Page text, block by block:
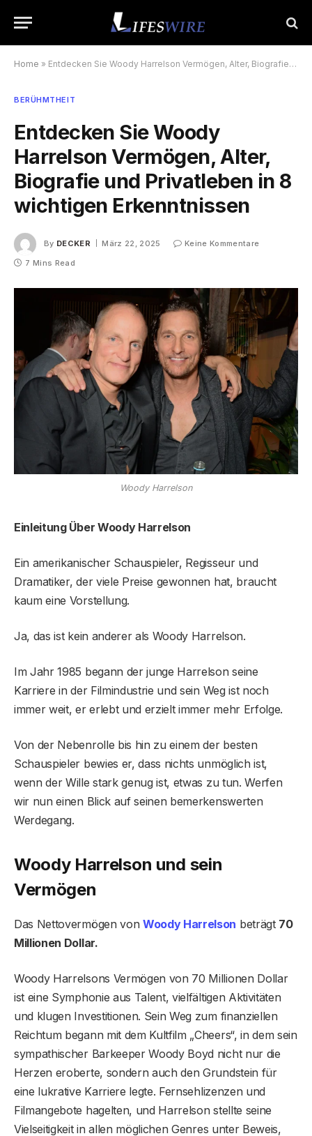
Home » Entdecken Sie Woody Harrelson Vermögen, Alter, Biografie und Privatleben in 8 wichtigen Erkenntnissen
BERÜHMTHEIT
Entdecken Sie Woody
Harrelson Vermögen, Alter,
Biografie und Privatleben in 8
wichtigen Erkenntnissen
By DECKER März 22, 2025
Keine Kommentare
7 Mins Read
Woody Harrelson
Einleitung Über Woody Harrelson
Ein amerikanischer Schauspieler, Regisseur und
Dramatiker, der viele Preise gewonnen hat, braucht
kaum eine Vorstellung.
Ja, das ist kein anderer als Woody Harrelson.
Im Jahr 1985 begann der junge Harrelson seine
Karriere in der Filmindustrie und sein Weg ist noch
immer weit, er erlebt und erzielt immer mehr Erfolge.
Von der Nebenrolle bis hin zu einem der besten
Schauspieler bewies er, dass nichts unmöglich ist,
wenn der Wille stark genug ist, etwas zu tun. Werfen
wir nun einen Blick auf seinen bemerkenswerten
Werdegang.
Woody Harrelson und sein
Vermögen
Das Nettovermögen von Woody Harrelson beträgt 70
Millionen Dollar.
Woody Harrelsons Vermögen von 70 Millionen Dollar
ist eine Symphonie aus Talent, vielfältigen Aktivitäten
und klugen Investitionen. Sein Weg zum finanziellen
Reichtum begann mit dem Kultfilm „Cheers“, in dem sein
sympathischer Barkeeper Woody Boyd nicht nur die
Herzen eroberte, sondern auch den Grundstein für
eine lukrative Karriere legte. Fernsehlizenzen und
Filmangebote hagelten, und Harrelson stellte seine
Vielseitigkeit in allen möglichen Genres unter Beweis,